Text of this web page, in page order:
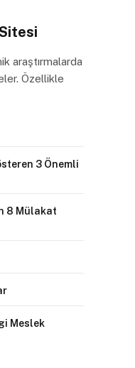
araştırmalarda
Özellikle
3 Önemli
8 Mülakat
Meslek